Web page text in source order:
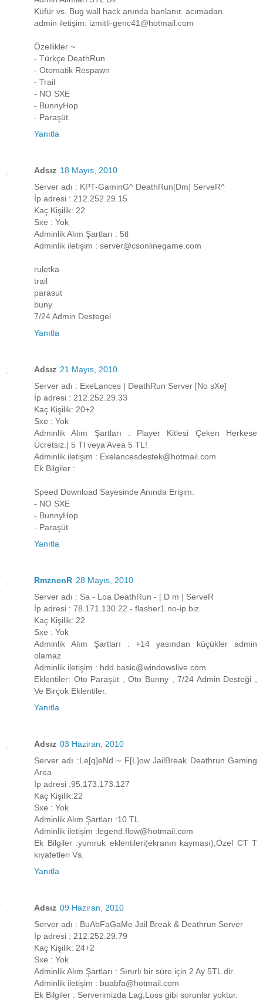
Küfür vs. Bug wall hack anında banlanır. acımadan.
admin iletişim: izmitli-genc41@hotmail.com
Özellikler ~
- Türkçe DeathRun
- Otomatik Respawn
- Trail
- NO SXE
- BunnyHop
- Paraşüt
Yanıtla
Adsız 18 Mayıs, 2010
Server adı : KPT-GaminG^ DeathRun[Dm] ServeR^
İp adresi : 212.252.29.15
Kaç Kişilik: 22
Sxe : Yok
Adminlik Alım Şartları : 5tl
Adminlik iletişim : server@csonlinegame.com
ruletka
trail
parasut
buny
7/24 Admin Destegei
Yanıtla
Adsız 21 Mayıs, 2010
Server adı : ExeLances | DeathRun Server [No sXe]
İp adresi : 212.252.29.33
Kaç Kişilik: 20+2
Sxe : Yok
Adminlik Alım Şartları : Player Kitlesi Çeken Herkese
Ücretsiz.| 5 Tl veya Avea 5 TL!
Adminlik iletişim : Exelancesdestek@hotmail.com
Ek Bilgiler :
Speed Download Sayesinde Anında Erişim.
- NO SXE
- BunnyHop
- Paraşüt
Yanıtla
RmzncnR 28 Mayıs, 2010
Server adı : Sa - Loa DeathRun - [ D m ] ServeR
İp adresi : 78.171.130.22 - flasher1.no-ip.biz
Kaç Kişilik: 22
Sxe : Yok
Adminlik Alım Şartları : +14 yasından küçükler admin
olamaz
Adminlik iletişim : hdd.basic@windowslive.com
Eklentiler: Oto Paraşüt , Oto Bunny , 7/24 Admin Desteği ,
Ve Birçok Eklentiler.
Yanıtla
Adsız 03 Haziran, 2010
Server adı :Le[q]eNd ~ F[L]ow JailBreak Deathrun Gaming
Area
İp adresi :95.173.173.127
Kaç Kişilik:22
Sxe : Yok
Adminlik Alım Şartları :10 TL
Adminlik iletişim :legend.flow@hotmail.com
Ek Bilgiler :yumruk eklentileri(ekranın kayması),Özel CT T
kıyafetleri Vs.
Yanıtla
Adsız 09 Haziran, 2010
Server adı : BuAbFaGaMe Jail Break & Deathrun Server
İp adresi : 212.252.29.79
Kaç Kişilik: 24+2
Sxe : Yok
Adminlik Alım Şartları : Sınırlı bir süre için 2 Ay 5TL dir.
Adminlik iletişim : buabfa@hotmail.com
Ek Bilgiler : Serverimizda Lag,Loss gibi sorunlar yoktur.